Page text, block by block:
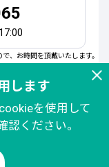
、お時間を頂戴いたします。
します
を使用して
認ください。